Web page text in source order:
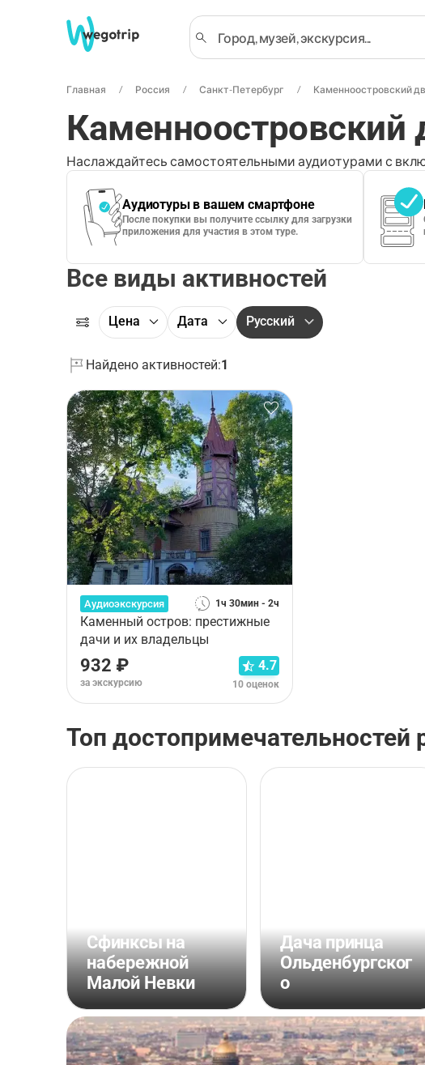
Главная Россия Санкт-Петербург Каменноостровский
Каменноостровский
Наслаждайтесь самостоятельными аудиотурами с
Аудиотуры в вашем смартфоне
После покупки вы получите ссылку для загрузки
приложения для участия в этом туре.
Все виды активностей
Цена Дата Русский
Найдено активностей:1
Аудиоэкскурсия 1ч 30мин - 2ч
Каменный остров: престижные
дачи и их владельцы
932 ₽
за экскурсию
4.7
10 оценок
Топ
Сфинксы на
набережной
Малой Невки
Дача принца
Ольденбургског
о